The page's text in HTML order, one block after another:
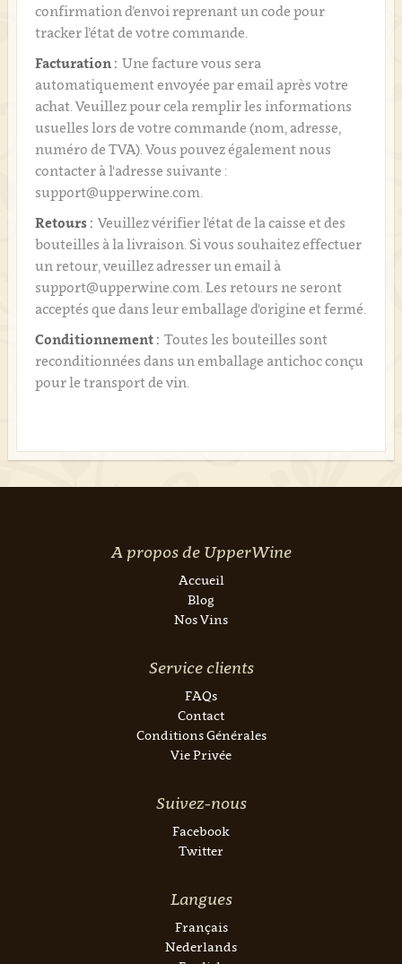
confirmation d’envoi reprenant un code pour
tracker l’état de votre commande.
Facturation : Une facture vous sera
automatiquement envoyée par email après votre
achat. Veuillez pour cela remplir les informations
usuelles lors de votre commande (nom, adresse,
numéro de TVA). Vous pouvez également nous
contacter à l'adresse suivante :
support@upperwine.com.
Retours : Veuillez vérifier l'état de la caisse et des
bouteilles à la livraison. Si vous souhaitez effectuer
un retour, veuillez adresser un email à
support@upperwine.com. Les retours ne seront
acceptés que dans leur emballage d'origine et fermé.
Conditionnement : Toutes les bouteilles sont
reconditionnées dans un emballage antichoc conçu
pour le transport de vin.
A propos de UpperWine
Accueil
Blog
Nos Vins
Service clients
FAQs
Contact
Conditions Générales
Vie Privée
Suivez-nous
Facebook
Twitter
Langues
Français
Nederlands